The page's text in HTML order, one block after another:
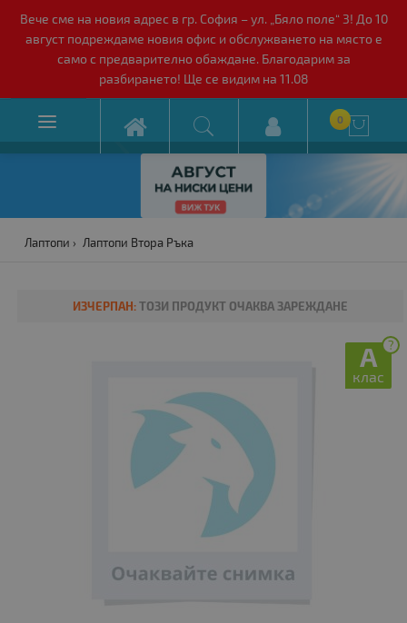
Вече сме на новия адрес в гр. София – ул. „Бяло поле“ 3! До 10
август подреждаме новия офис и обслужването на място е
само с предварително обаждане. Благодарим за
разбирането! Ще се видим на 11.08
 0 
Лаптопи Лаптопи Втора Ръка
ИЗЧЕРПАН:ТОЗИ ПРОДУКТ ОЧАКВА ЗАРЕЖДАНЕ
?
A
клас